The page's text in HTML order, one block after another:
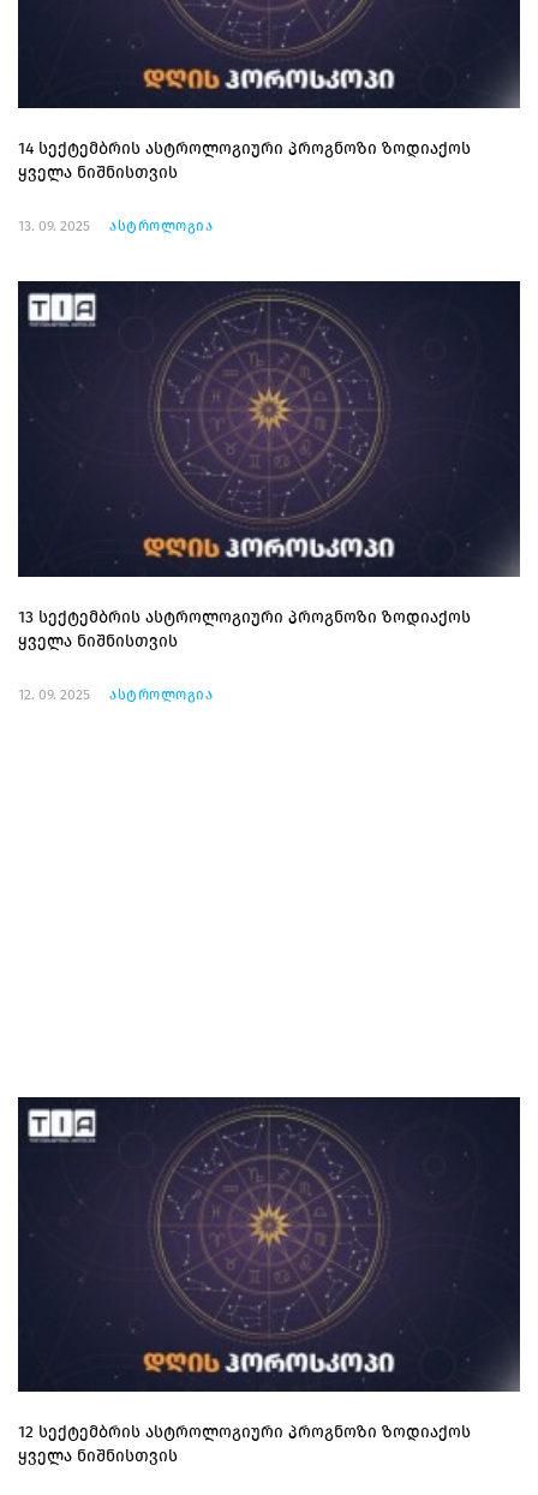
14 სექტემბრის ასტროლოგიური პროგნოზი ზოდიაქოს
ყველა ნიშნისთვის
13. 09. 2025 ასტროლოგია
13 სექტემბრის ასტროლოგიური პროგნოზი ზოდიაქოს
ყველა ნიშნისთვის
12. 09. 2025 ასტროლოგია
12 სექტემბრის ასტროლოგიური პროგნოზი ზოდიაქოს
ყველა ნიშნისთვის